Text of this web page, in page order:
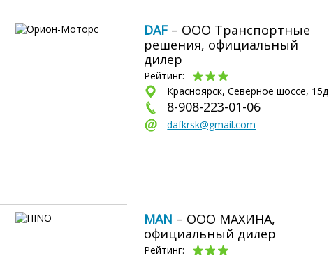
DAF – ООО Транспортные
решения, официальный
дилер
Рейтинг:
Красноярск, Северное шоссе, 15д
8-908-223-01-06
dafkrsk@gmail.com
MAN – ООО МАХИНА,
официальный дилер
Рейтинг: